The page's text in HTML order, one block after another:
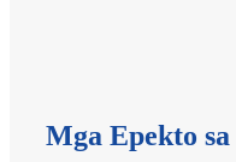
Mga Epekto